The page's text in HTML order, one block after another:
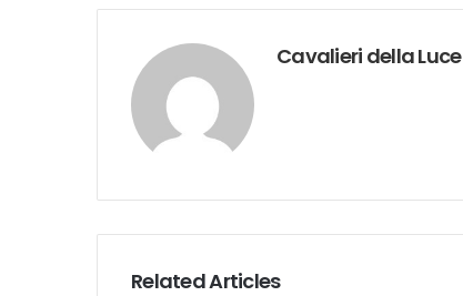
Cavalieri della Luce
Related Articles